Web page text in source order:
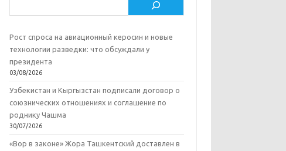
Рост спроса на авиационный керосин и новые
технологии разведки: что обсуждали у
президента
03/08/2026
Узбекистан и Кыргызстан подписали договор о
союзнических отношениях и соглашение по
роднику Чашма
30/07/2026
«Вор в законе» Жора Ташкентский доставлен в